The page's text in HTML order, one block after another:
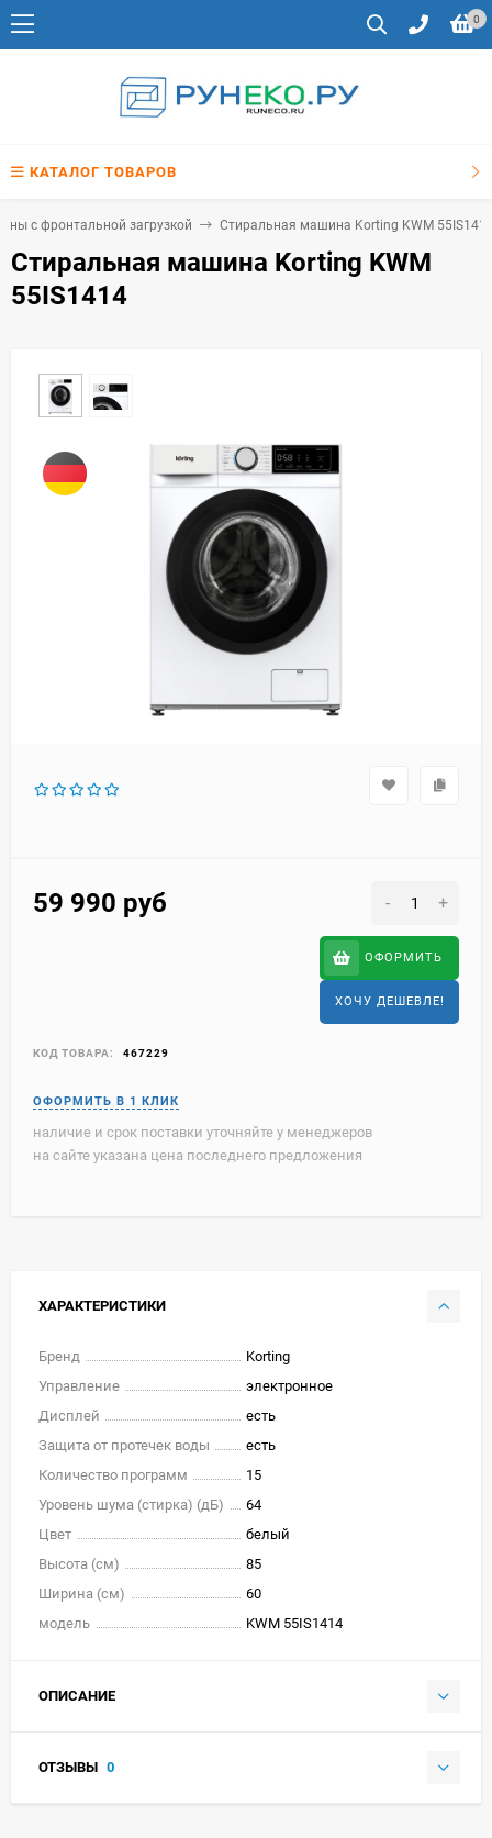
0
КАТАЛОГ ТОВАРОВ
с фронтальной загрузкой Стиральная машина Korting KWM
Стиральная машина Korting KWM
55IS1414
59 990 руб - +
ОФОРМИТЬ
ХОЧУ ДЕШЕВЛЕ!
КОД ТОВАРА: 467229
наличие и срок поставки уточняйте у менеджеров
на сайте указана цена последнего предложения
ХАРАКТЕРИСТИКИ
Бренд
Korting
Управление
электронное
Дисплей
есть
Защита от протечек воды
есть
Количество программ
15
Уровень шума (стирка) (дБ)
64
Цвет
белый
Высота (см)
85
Ширина (см)
60
модель
KWM 55IS1414
ОПИСАНИЕ
ОТЗЫВЫ 0